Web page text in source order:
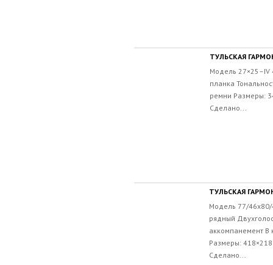
ТУЛЬСКАЯ
Модель 27×25–IV
планка
ремни Размеры:
Сделано...
ТУЛЬСКАЯ
Модель 77/46х80/
рядный
аккомпанемент В
Размеры:
Сделано...